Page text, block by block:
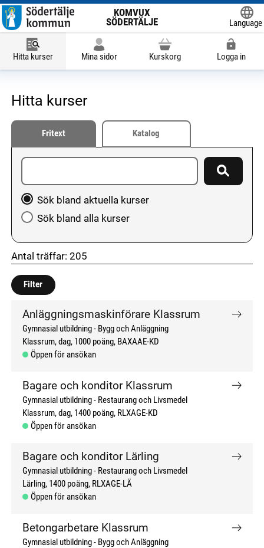
KOMVUX
SÖDERTÄLJE
Language
Hitta kurser Mina sidor Kurskorg Logga in
Hitta kurser
Fritext Katalog
Välj att söka bland aktuella kurser eller hela utbudet
Sök bland aktuella kurser
Sök bland alla kurser
Sök
Antal träffar: 205
don't click me
Filter
Anläggningsmaskinförare Klassrum
Gymnasial utbildning
Bygg och Anläggning
Klassrum, dag 1000 poäng BAXAAE-KD
Öppen för ansökan
Bagare och konditor Klassrum
Gymnasial utbildning
Restaurang och Livsmedel
Klassrum, dag 1400 poäng RLXAGE-KD
Öppen för ansökan
Bagare och konditor Lärling
Gymnasial utbildning
Restaurang och Livsmedel
Lärling 1400 poäng RLXAGE-LÄ
Öppen för ansökan
Betongarbetare Klassrum
Gymnasial utbildning
Bygg och Anläggning